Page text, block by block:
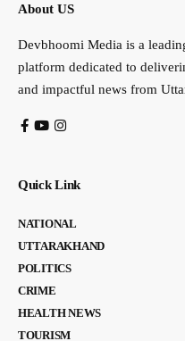
About US
Devbhoomi Media is a
platform dedicated to
and impactful news from
Quick Link
NATIONAL
UTTARAKHAND
POLITICS
CRIME
HEALTH NEWS
TOURISM